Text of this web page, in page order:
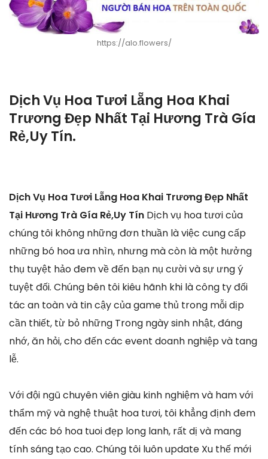
https://alo.flowers/
Dịch Vụ Hoa Tươi Lẵng Hoa Khai
Trương Đẹp Nhất Tại Hương Trà Gía
Rẻ,Uy Tín.
Dịch Vụ Hoa Tươi Lẵng Hoa Khai Trương Đẹp Nhất
Tại Hương Trà Gía Rẻ,Uy Tín Dịch vụ hoa tươi của
chúng tôi không những đơn thuần là việc cung cấp
những bó hoa ưa nhìn, nhưng mà còn là một hưởng
thụ tuyệt hảo đem về đến bạn nụ cười và sự ưng ý
tuyệt đối. Chúng bên tôi kiêu hãnh khi là công ty đối
tác an toàn và tin cậy của game thủ trong mỗi dịp
cần thiết, từ bỏ những Trong ngày sinh nhật, đáng
nhớ, ăn hỏi, cho đến các event doanh nghiệp và tang
lễ.
Với đội ngũ chuyên viên giàu kinh nghiệm và ham với
thẩm mỹ và nghệ thuật hoa tươi, tôi khẳng định đem
đến các bó hoa tuoi đẹp long lanh, rất dị và mang
tính sáng tạo cao. Chúng tôi luôn update Xu thế mới